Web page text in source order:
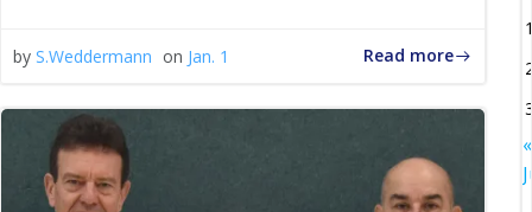
by S.Weddermann on Jan. 1 Read more
«